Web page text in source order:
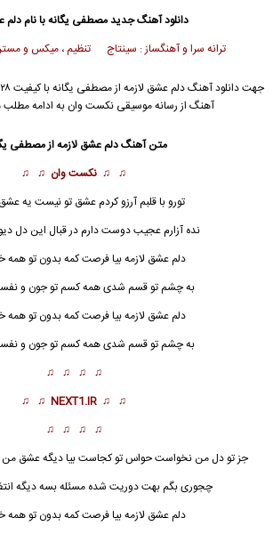
دانلود آهنگ جدیدمصطفی یگانه با نام دلم
ترانه سرا و آهنگساز : سینتاج تنظیم ، میکس و
آهنگ از رسانه موسیقی نکست وان به ادامه مطلب
متن آهنگ دلم عشق لازمه از مصطفی
♫ ♫ نکست وان ♫ ♫
تورو با قلبم آرزو کردم عشق تو نیست یه
نده آزارم عجیب دوست دارم در قبال این دل
دلم عشق لازمهبیا فرصت کمه بدون تو همه
به چشم تو قسم شدی همه کسم تو جون و
دلم عشق لازمه بیا فرصت کمه بدون تو همه
به چشم تو قسم شدی همه کسم تو جون و
♫ ♫ ♫ ♫
♫ ♫
NEXT1.IR
♫ ♫
♫ ♫ ♫ ♫
جز تو دل من نخواست حواس تو کجاست بیا دیگه عشق
چجوری بگم بهت دوریت شده مسئله بسه دیگه
دلمعشق لازمه بیا فرصت کمه بدون تو همه